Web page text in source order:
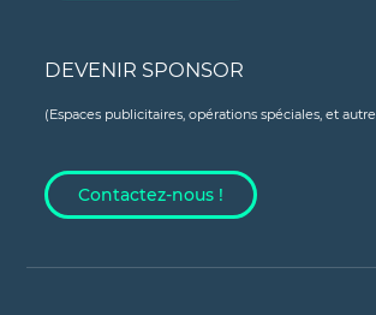
DEVENIR SPONSOR
(Espaces publicitaires, opérations spéciales, et
Contactez-nous !